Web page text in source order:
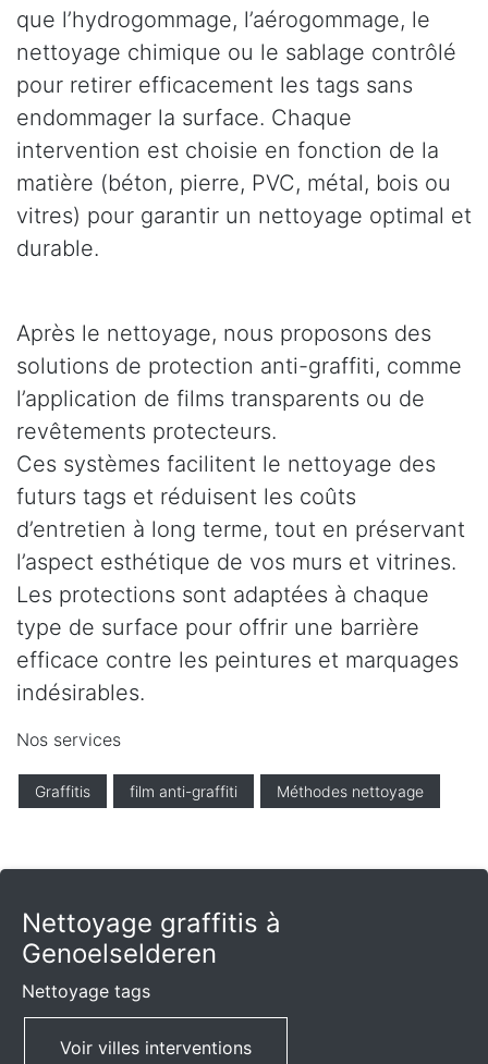
que l’hydrogommage, l’aérogommage, le
nettoyage chimique ou le sablage contrôlé
pour retirer efficacement les tags sans
endommager la surface. Chaque
intervention est choisie en fonction de la
matière (béton, pierre, PVC, métal, bois ou
vitres) pour garantir un nettoyage optimal et
durable.
Après le nettoyage, nous proposons des
solutions de protection anti-graffiti, comme
l’application de films transparents ou de
revêtements protecteurs.
Ces systèmes facilitent le nettoyage des
futurs tags et réduisent les coûts
d’entretien à long terme, tout en préservant
l’aspect esthétique de vos murs et vitrines.
Les protections sont adaptées à chaque
type de surface pour offrir une barrière
efficace contre les peintures et marquages
indésirables.
Nos services
Graffitis film anti-graffiti Méthodes nettoyage
Nettoyage graffitis à
Genoelselderen
Nettoyage tags
Voir villes interventions